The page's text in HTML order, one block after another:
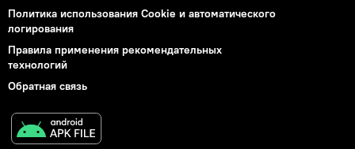
Политика использования Cookie и автоматического
логирования
Правила применения рекомендательных
технологий
Обратная связь